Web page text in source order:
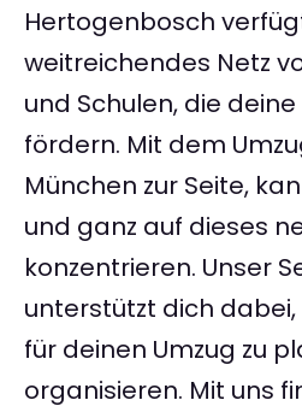
Hertogenbosch
weitreichendes Netz
und Schulen, die
fördern. Mit dem
München zur Seite,
und ganz auf dieses
konzentrieren. Unser
unterstützt dich
für deinen Umzug zu
organisieren. Mit uns